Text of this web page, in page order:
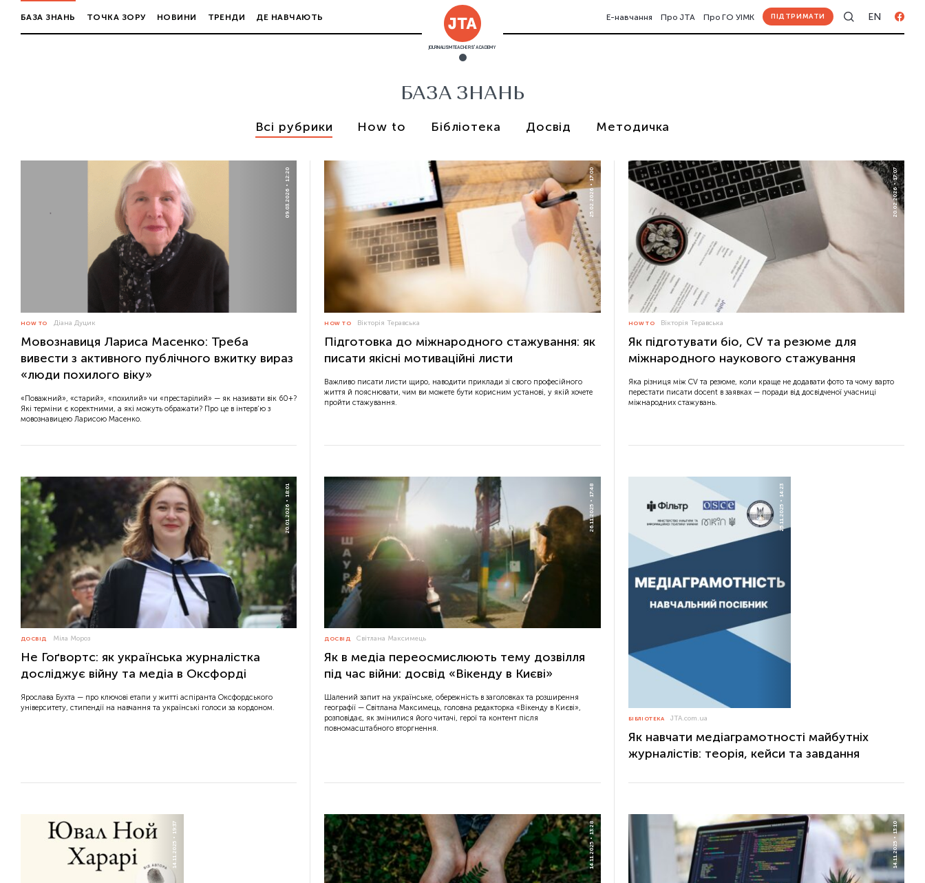
БАЗА ЗНАНЬ ТОЧКА ЗОРУ НОВИНИ ТРЕНДИ ДЕ НАВЧАЮТЬ
JOURNALISM TEACHERS' ACADEMY
Е-навчання Про JTA Про ГО УІМК ПІДТРИМАТИ EN
БАЗА ЗНАНЬ
Всі рубрики How to Бібліотека Досвід Методичка
09.03.2026
12:20
HOW TO Діана Дуцик
Мовознавиця Лариса Масенко: Треба
вивести з активного публічного вжитку вираз
«люди похилого віку»
«Поважний», «старий», «похилий» чи «престарілий» — як називати вік 60+?
Які терміни є коректними, а які можуть ображати? Про це в інтерв’ю з
мовознавицею Ларисою Масенко.
25.02.2026
17:00
HOW TO Вікторія Теравська
Підготовка до міжнародного стажування: як
писати якісні мотиваційні листи
Важливо писати листи щиро, наводити приклади зі свого професійного
життя й пояснювати, чим ви можете бути корисним установі, у якій хочете
пройти стажування.
20.02.2026
17:07
HOW TO Вікторія Теравська
Як підготувати біо, CV та резюме для
міжнародного наукового стажування
Яка різниця між CV та резюме, коли краще не додавати фото та чому варто
перестати писати docent в заявках — поради від досвідченої учасниці
міжнародних стажувань.
20.01.2026
18:01
ДОСВІД Міла Мороз
Не Гоґвортс: як українська журналістка
досліджує війну та медіа в Оксфорді
Ярослава Бухта — про ключові етапи у житті аспіранта Оксфордського
університету, стипендії на навчання та українські голоси за кордоном.
26.11.2025
17:48
ДОСВІД Світлана Максимець
Як в медіа переосмислюють тему дозвілля
під час війни: досвід «Вікенду в Києві»
Шалений запит на українське, обережність в заголовках та розширення
географії — Світлана Максимець, головна редакторка «Вікенду в Києві»,
розповідає, як змінилися його читачі, герої та контент після
повномасштабного вторгнення.
25.11.2025
14:23
БІБЛІОТЕКА JTA.com.ua
Як навчати медіаграмотності майбутніх
журналістів: теорія, кейси та завдання
14.11.2025
19:37
14.11.2025
13:28
14.11.2025
13:10